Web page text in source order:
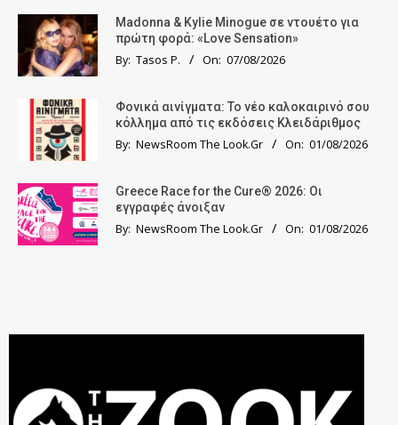
Madonna & Kylie Minogue σε ντουέτο για
πρώτη φορά: «Love Sensation»
By: Tasos P. On: 07/08/2026
Φονικά αινίγματα: Το νέο καλοκαιρινό σου
κόλλημα από τις εκδόσεις Κλειδάριθμος
By: NewsRoom The Look.Gr On: 01/08/2026
Greece Race for the Cure® 2026: Οι
εγγραφές άνοιξαν
By: NewsRoom The Look.Gr On: 01/08/2026